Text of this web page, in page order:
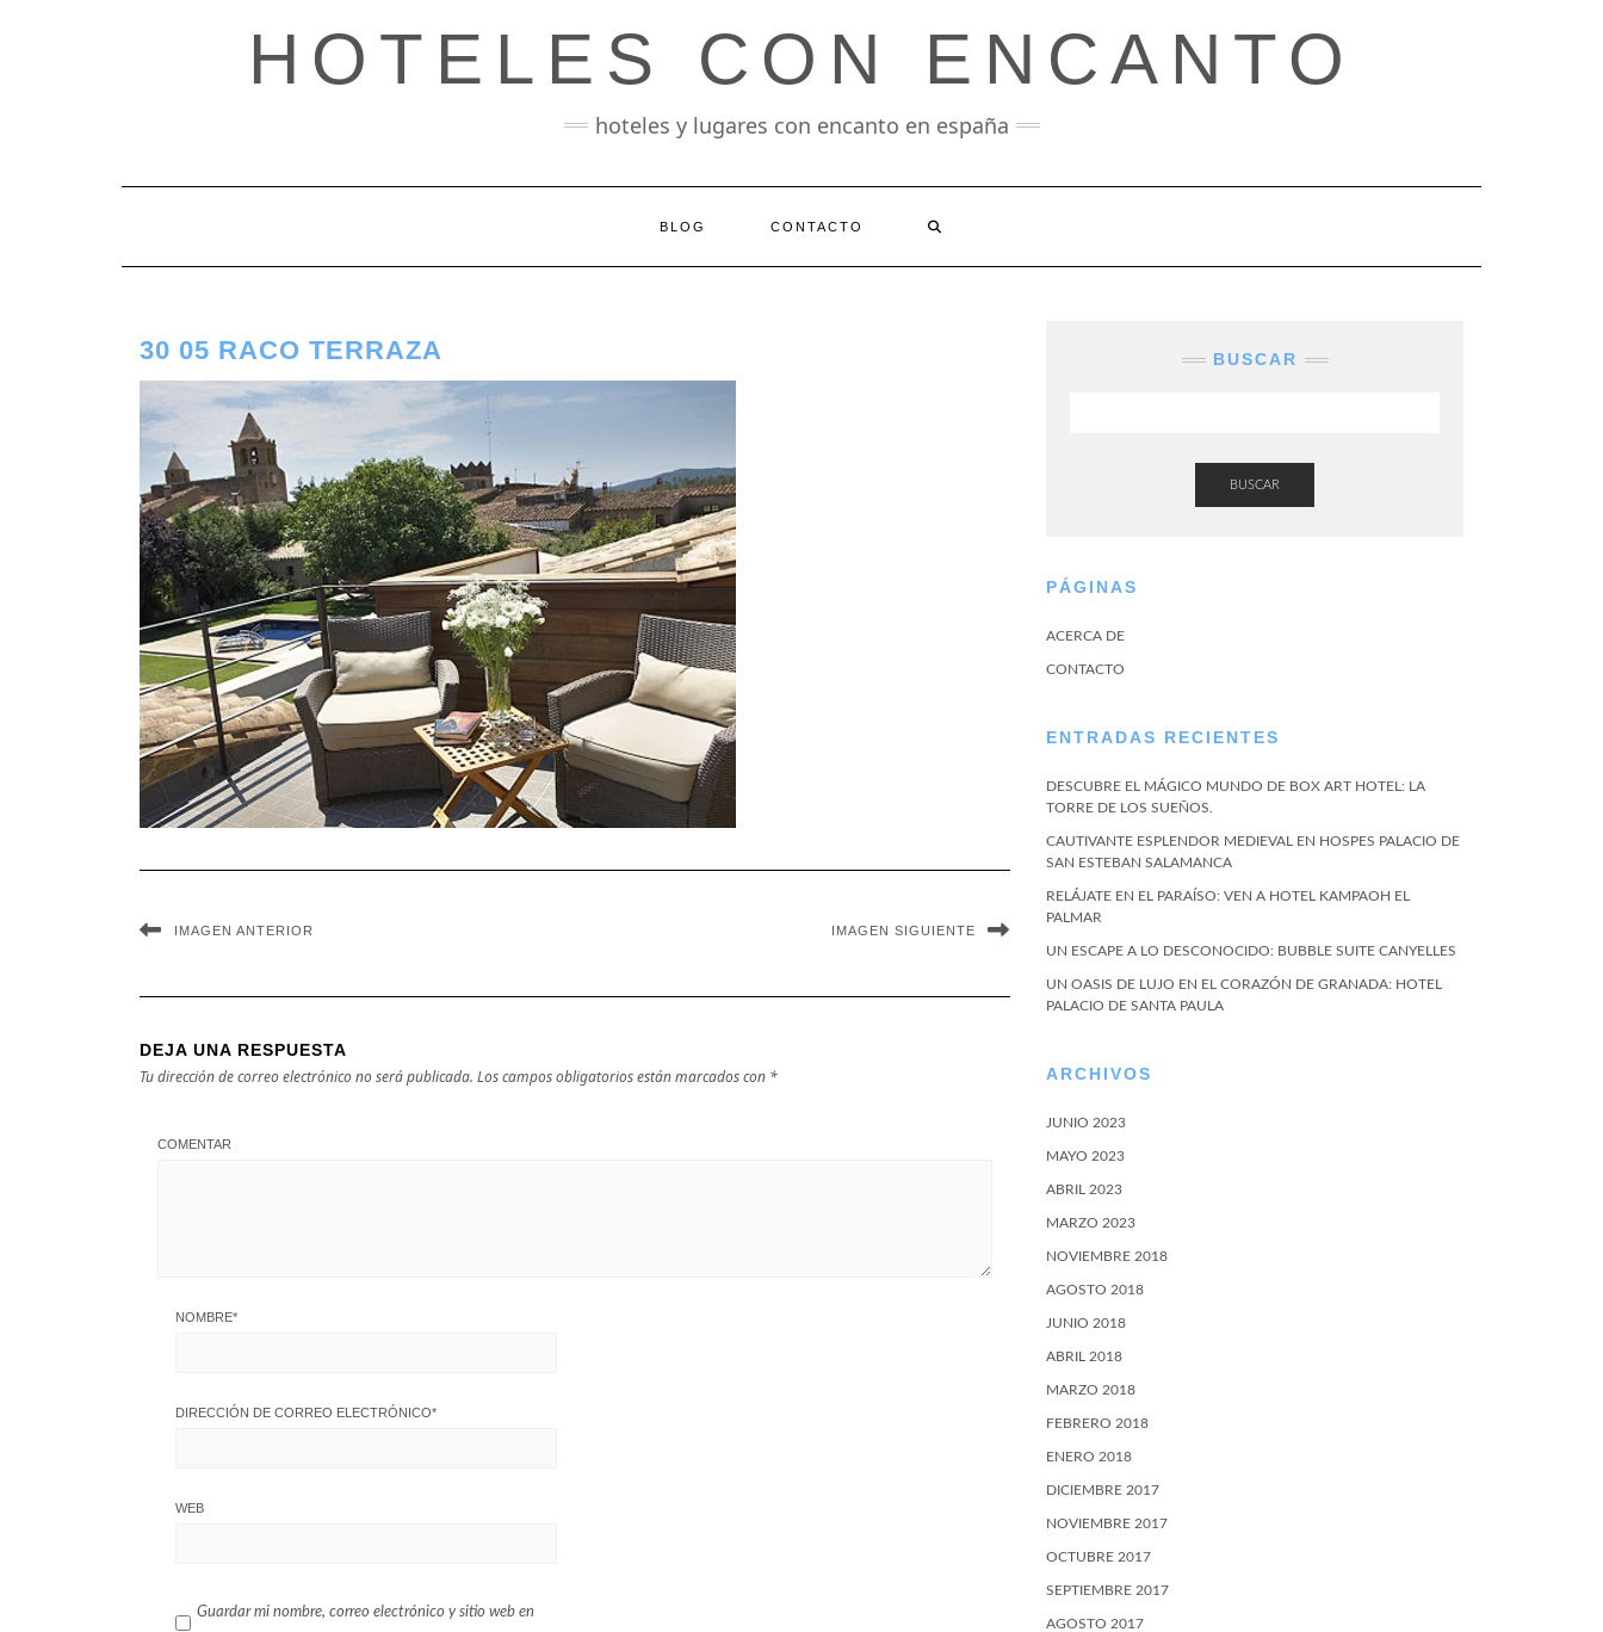
HOTELES CON ENCANTO
hoteles y lugares con encanto en españa
BLOG CONTACTO
30 05 RACO TERRAZA
IMAGEN ANTERIOR IMAGEN SIGUIENTE
DEJA UNA RESPUESTA
Tu dirección de correo electrónico no será publicada. Los campos obligatorios están marcados con *
COMENTAR
NOMBRE*
DIRECCIÓN DE CORREO ELECTRÓNICO*
WEB
Guardar mi nombre, correo electrónico y sitio web en
BUSCAR
BUSCAR
PÁGINAS
ACERCA DE
CONTACTO
ENTRADAS RECIENTES
DESCUBRE EL MÁGICO MUNDO DE BOX ART HOTEL: LA
TORRE DE LOS SUEÑOS.
CAUTIVANTE ESPLENDOR MEDIEVAL EN HOSPES PALACIO DE
SAN ESTEBAN SALAMANCA
RELÁJATE EN EL PARAÍSO: VEN A HOTEL KAMPAOH EL
PALMAR
UN ESCAPE A LO DESCONOCIDO: BUBBLE SUITE CANYELLES
UN OASIS DE LUJO EN EL CORAZÓN DE GRANADA: HOTEL
PALACIO DE SANTA PAULA
ARCHIVOS
JUNIO 2023
MAYO 2023
ABRIL 2023
MARZO 2023
NOVIEMBRE 2018
AGOSTO 2018
JUNIO 2018
ABRIL 2018
MARZO 2018
FEBRERO 2018
ENERO 2018
DICIEMBRE 2017
NOVIEMBRE 2017
OCTUBRE 2017
SEPTIEMBRE 2017
AGOSTO 2017